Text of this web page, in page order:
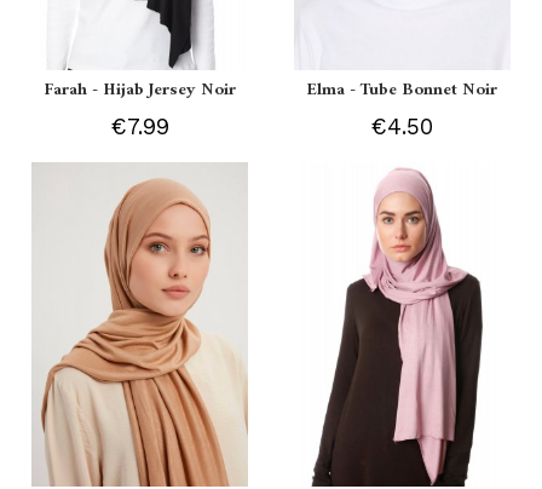
Farah - Hijab Jersey Noir
€7.99
Elma - Tube Bonnet Noir
€4.50